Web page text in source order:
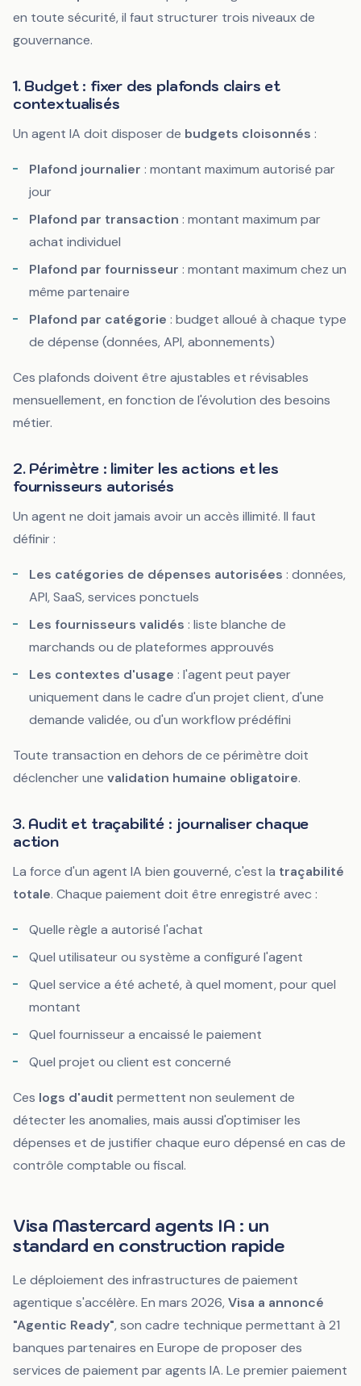
en toute sécurité, il faut structurer trois niveaux de
gouvernance.
1. Budget : fixer des plafonds clairs et
contextualisés
Un agent IA doit disposer de budgets cloisonnés :
Plafond journalier : montant maximum autorisé par
jour
Plafond par transaction : montant maximum par
achat individuel
Plafond par fournisseur : montant maximum chez un
même partenaire
Plafond par catégorie : budget alloué à chaque type
de dépense (données, API, abonnements)
Ces plafonds doivent être ajustables et révisables
mensuellement, en fonction de l'évolution des besoins
métier.
2. Périmètre : limiter les actions et les
fournisseurs autorisés
Un agent ne doit jamais avoir un accès illimité. Il faut
définir :
Les catégories de dépenses autorisées : données,
API, SaaS, services ponctuels
Les fournisseurs validés : liste blanche de
marchands ou de plateformes approuvés
Les contextes d'usage : l'agent peut payer
uniquement dans le cadre d'un projet client, d'une
demande validée, ou d'un workflow prédéfini
Toute transaction en dehors de ce périmètre doit
déclencher une validation humaine obligatoire.
3. Audit et traçabilité : journaliser chaque
action
La force d'un agent IA bien gouverné, c'est la traçabilité
totale. Chaque paiement doit être enregistré avec :
Quelle règle a autorisé l'achat
Quel utilisateur ou système a configuré l'agent
Quel service a été acheté, à quel moment, pour quel
montant
Quel fournisseur a encaissé le paiement
Quel projet ou client est concerné
Ces logs d'audit permettent non seulement de
détecter les anomalies, mais aussi d'optimiser les
dépenses et de justifier chaque euro dépensé en cas de
contrôle comptable ou fiscal.
Visa Mastercard agents IA : un
standard en construction rapide
Le déploiement des infrastructures de paiement
agentique s'accélère. En mars 2026,Visa a annoncé
"Agentic Ready", son cadre technique permettant à 21
banques partenaires en Europe de proposer des
services de paiement par agents IA. Le premier paiement